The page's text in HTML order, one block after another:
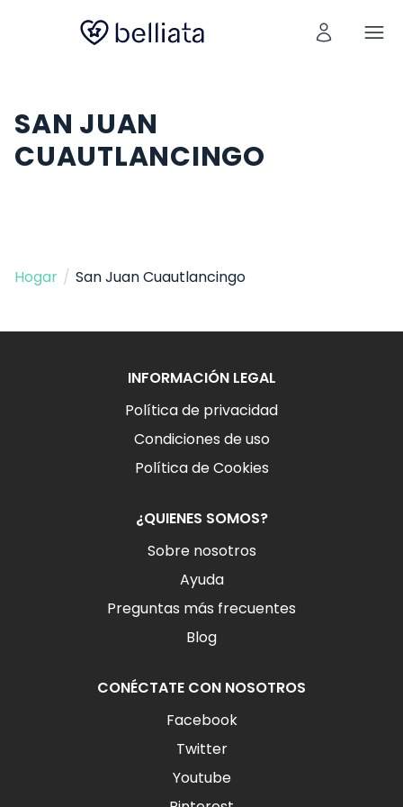
SAN JUAN
CUAUTLANCINGO
Hogar / San Juan Cuautlancingo
INFORMACIÓN LEGAL
Política de privacidad
Condiciones de uso
Política de Cookies
¿QUIENES SOMOS?
Sobre nosotros
Ayuda
Preguntas más frecuentes
Blog
CONÉCTATE CON NOSOTROS
Facebook
Twitter
Youtube